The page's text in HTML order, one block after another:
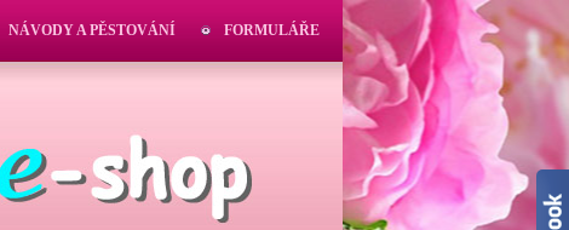
NÁVODY A PĚSTOVÁNÍ FORMULÁŘE